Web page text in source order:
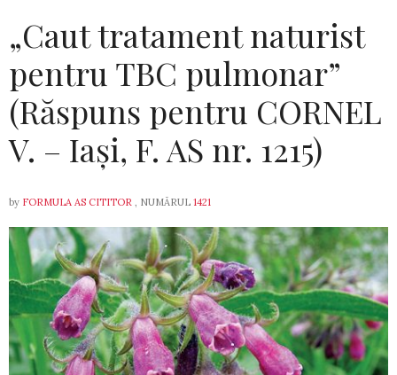
„Caut tratament naturist
pentru TBC pulmonar”
(Răspuns pentru CORNEL
V. – Iași, F. AS nr. 1215)
by FORMULA AS CITITOR , NUMĂRUL 1421